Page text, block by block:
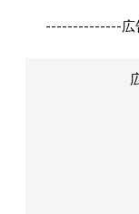
--------------広